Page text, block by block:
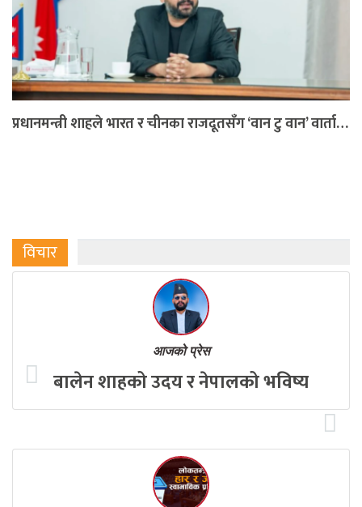
प्रधानमन्त्री शाहले भारत र चीनका राजदूतसँग ‘वान टु वान’ वार्ता…
विचार
आजको प्रेस
बालेन शाहको उदय र नेपालको भविष्य